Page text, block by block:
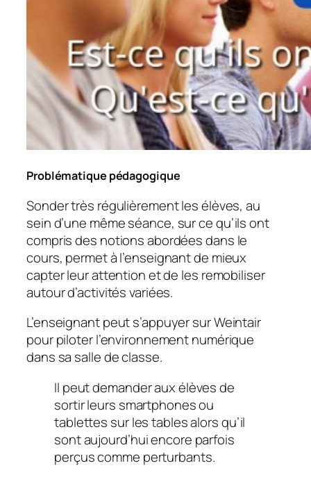
Problématique pédagogique
Sonder très régulièrement les élèves, au
sein d’une même séance, sur ce qu’ils ont
compris des notions abordées dans le
cours, permet à l’enseignant de mieux
capter leur attention et de les remobiliser
autour d’activités variées.
L’enseignant peut s’appuyer sur Weintair
pour piloter l’environnement numérique
dans sa salle de classe.
Il peut demander aux élèves de
sortir leurs smartphones ou
tablettes sur les tables alors qu’il
sont aujourd’hui encore parfois
perçus comme perturbants.